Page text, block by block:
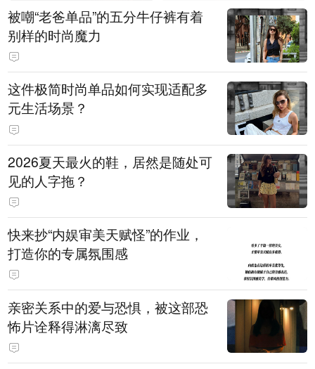
被嘲“老爸单品”的五分牛仔裤有着
别样的时尚魔力
这件极简时尚单品如何实现适配多
元生活场景？
2026夏天最火的鞋，居然是随处可
见的人字拖？
快来抄“内娱审美天赋怪”的作业，
打造你的专属氛围感
亲密关系中的爱与恐惧，被这部恐
怖片诠释得淋漓尽致